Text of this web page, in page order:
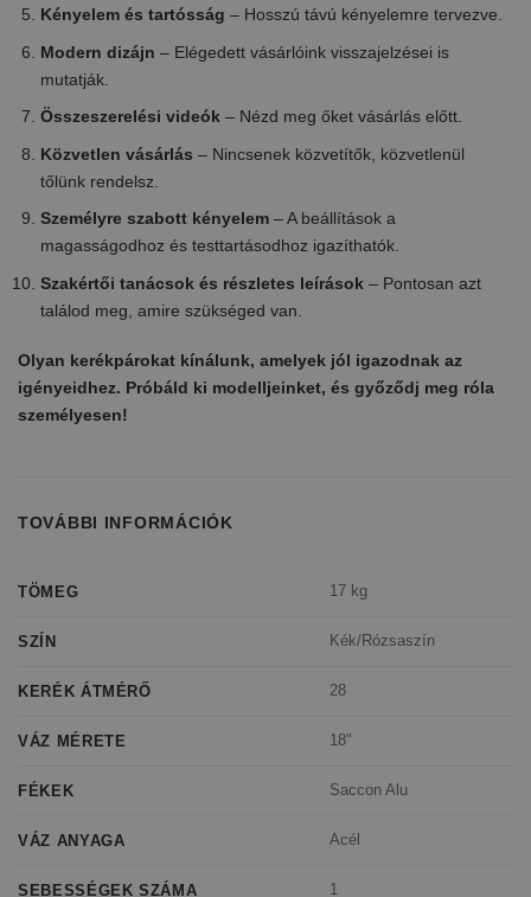
Kényelem és tartósság – Hosszú távú kényelemre tervezve.
Modern dizájn – Elégedett vásárlóink visszajelzései is
mutatják.
Összeszerelési videók – Nézd meg őket vásárlás előtt.
Közvetlen vásárlás – Nincsenek közvetítők, közvetlenül
tőlünk rendelsz.
Személyre szabott kényelem– A beállítások a
magasságodhoz és testtartásodhoz igazíthatók.
Szakértői tanácsok és részletes leírások – Pontosan azt
találod meg, amire szükséged van.
Olyan kerékpárokat kínálunk, amelyek jól igazodnak az
igényeidhez. Próbáld ki modelljeinket, és győződj meg róla
személyesen!
TOVÁBBI INFORMÁCIÓK
TÖMEG 17 kg
SZÍN Kék/Rózsaszín
KERÉK ÁTMÉRŐ 28
VÁZ MÉRETE 18"
FÉKEK Saccon Alu
VÁZ ANYAGA Acél
SEBESSÉGEK SZÁMA 1